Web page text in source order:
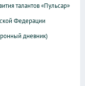
талантов «Пульсар»
Федерации
дневник)